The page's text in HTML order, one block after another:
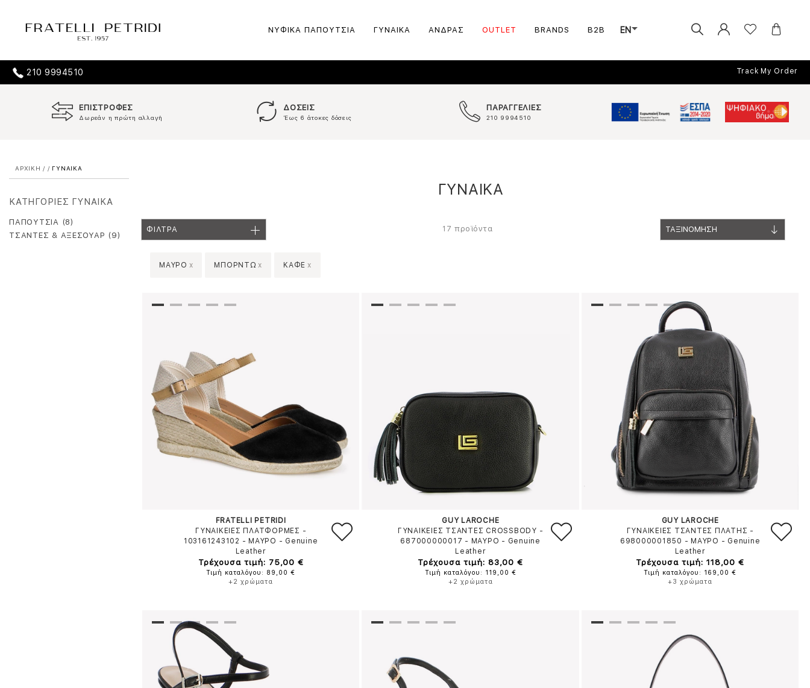
ΝΥΦΙΚΑ ΠΑΠΟΥΤΣΙΑ ΓΥΝΑΙΚΑ ΑΝΔΡΑΣ OUTLET BRANDS B2B EN
210 9994510 Track My Order
ΕΠΙΣΤΡΟΦΕΣ
Δωρεάν η πρώτη αλλαγή
ΔΟΣΕΙΣ
Έως 6 άτοκες δόσεις
ΠΑΡΑΓΓΕΛΙΕΣ
210 9994510
ΑΡΧΙΚΗ / / ΓΥΝΑΙΚΑ
ΚΑΤΗΓΟΡΙΕΣ ΓΥΝΑΙΚΑ
ΠΑΠΟΥΤΣΙΑ (8)
ΤΣΑΝΤΕΣ & ΑΞΕΣΟΥΑΡ (9)
ΓΥΝΑΙΚΑ
ΦΙΛΤΡΑ 17 προϊόντα ΤΑΞΙΝΟΜΗΣΗ
ΜΑΥΡΟ x ΜΠΟΡΝΤΩ x ΚΑΦΕ x
FRATELLI PETRIDI
ΓΥΝΑΙΚΕΙΕΣ ΠΛΑΤΦΟΡΜΕΣ -
103161243102 - ΜΑΥΡΟ - Genuine
Leather
Τρέχουσα τιμή: 75,00 €
Τιμή καταλόγου: 89,00 €
+2 χρώματα
GUY LAROCHE
ΓΥΝΑΙΚΕΙΕΣ ΤΣΑΝΤΕΣ CROSSBODY -
687000000017 - ΜΑΥΡΟ - Genuine
Leather
Τρέχουσα τιμή: 83,00 €
Τιμή καταλόγου: 119,00 €
+2 χρώματα
GUY LAROCHE
ΓΥΝΑΙΚΕΙΕΣ ΤΣΑΝΤΕΣ ΠΛΑΤΗΣ -
698000001850 - ΜΑΥΡΟ - Genuine
Leather
Τρέχουσα τιμή: 118,00 €
Τιμή καταλόγου: 169,00 €
+3 χρώματα